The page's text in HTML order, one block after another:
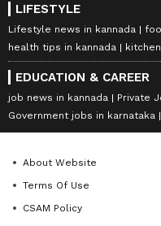
LIFESTYLE
Lifestyle news in kannada
health tips in kannada
EDUCATION & CAREER
job news in kannada Private
Government jobs in karnataka
About Website
Terms Of Use
CSAM Policy